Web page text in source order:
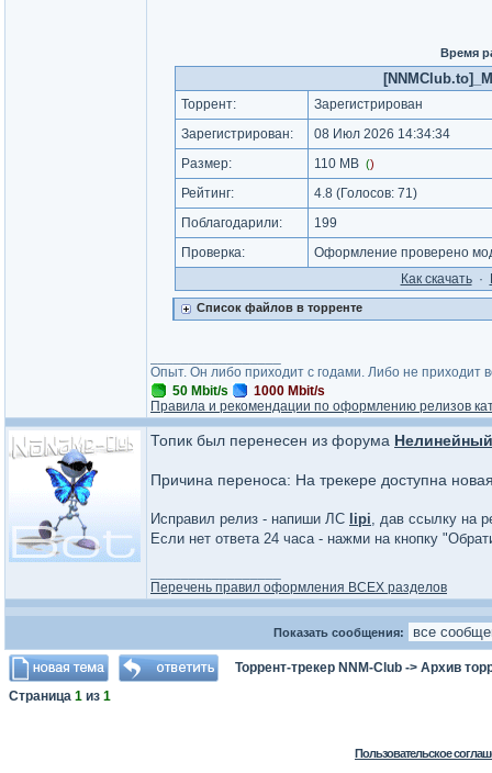
Время
Торрент:
Зарегистрирован
Зарегистрирован:
08 Июл 2026 14:34:34
Размер:
110 MB ()
Рейтинг: 4.8 (Голосов: 71)
Поблагодарили:
199
Проверка:
Оформление проверено
Как cкачать·
Список файлов в торренте
Опыт. Он либо приходит с годами. Либо не приходит
50 Mbit/s
1000 Mbit/s
Правила и рекомендации по оформлению релизов
Топик был перенесен из форума
Причина переноса: На трекере доступна
Исправил релиз - напиши ЛС lipi, дав ссылку на
Если нет ответа 24 часа - нажми на кнопку
Перечень правил оформления ВСЕХ разделов
Показать сообщения:
Торрент-трекер NNM-Club -> Архив
Страница 1 из 1
Пользовательское